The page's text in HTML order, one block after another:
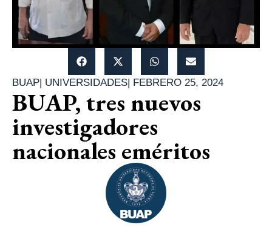
BUAP| UNIVERSIDADES| FEBRERO 25, 2024
BUAP, tres nuevos
investigadores
nacionales eméritos